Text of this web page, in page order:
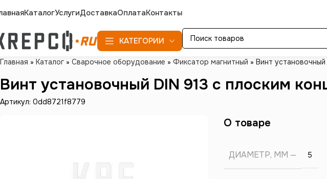
КаталогУслугиДоставкаОплатаКонтакты
КАТЕГОРИИ
Главная » Каталог » Сварочное оборудование » Фиксатор магнитный » Винт
Винт установочный DIN 913 с плоским
Артикул: 0dd8721f8779
О товаре
ДИАМЕТР, ММ 5